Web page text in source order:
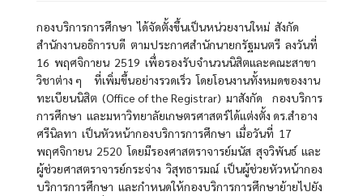
กองบริการการศึกษา ได้จัดตั้งขึ้นเป็นหน่วยงานใหม่ สังกัด
สำนักงานอธิการบดี ตามประกาศสำนักนายกรัฐมนตรี ลงวันที่
16 พฤศจิกายน 2519 เพื่อรองรับจำนวนนิสิตและคณะสาขา
วิชาต่าง ๆ ที่เพิ่มขึ้นอย่างรวดเร็ว โดยโอนงานทั้งหมดของงาน
ทะเบียนนิสิต (Office of the Registrar) มาสังกัด กองบริการ
การศึกษา และมหาวิทยาลัยเกษตรศาสตร์ได้แต่งตั้ง ดร.สำอาง
ศรีนิลทา เป็นหัวหน้ากองบริการการศึกษา เมื่อวันที่ 17
พฤศจิกายน 2520 โดยมีรองศาสตราจารย์มนัส สุจวิพันธ์ และ
ผู้ช่วยศาสตราจารย์กระจ่าง วิสุทธารมณ์ เป็นผู้ช่วยหัวหน้ากอง
บริการการศึกษา และกำหนดให้กองบริการการศึกษาย้ายไปยัง